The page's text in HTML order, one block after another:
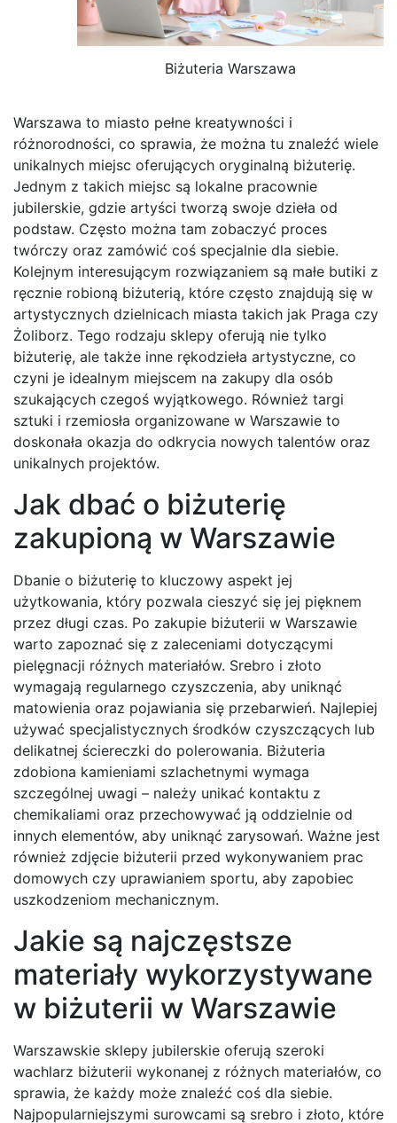
Biżuteria Warszawa
Warszawa to miasto pełne kreatywności i
różnorodności, co sprawia, że można tu znaleźć wiele
unikalnych miejsc oferujących oryginalną biżuterię.
Jednym z takich miejsc są lokalne pracownie
jubilerskie, gdzie artyści tworzą swoje dzieła od
podstaw. Często można tam zobaczyć proces
twórczy oraz zamówić coś specjalnie dla siebie.
Kolejnym interesującym rozwiązaniem są małe butiki z
ręcznie robioną biżuterią, które często znajdują się w
artystycznych dzielnicach miasta takich jak Praga czy
Żoliborz. Tego rodzaju sklepy oferują nie tylko
biżuterię, ale także inne rękodzieła artystyczne, co
czyni je idealnym miejscem na zakupy dla osób
szukających czegoś wyjątkowego. Również targi
sztuki i rzemiosła organizowane w Warszawie to
doskonała okazja do odkrycia nowych talentów oraz
unikalnych projektów.
Jak dbać o biżuterię
zakupioną w Warszawie
Dbanie o biżuterię to kluczowy aspekt jej
użytkowania, który pozwala cieszyć się jej pięknem
przez długi czas. Po zakupie biżuterii w Warszawie
warto zapoznać się z zaleceniami dotyczącymi
pielęgnacji różnych materiałów. Srebro i złoto
wymagają regularnego czyszczenia, aby uniknąć
matowienia oraz pojawiania się przebarwień. Najlepiej
używać specjalistycznych środków czyszczących lub
delikatnej ściereczki do polerowania. Biżuteria
zdobiona kamieniami szlachetnymi wymaga
szczególnej uwagi – należy unikać kontaktu z
chemikaliami oraz przechowywać ją oddzielnie od
innych elementów, aby uniknąć zarysowań. Ważne jest
również zdjęcie biżuterii przed wykonywaniem prac
domowych czy uprawianiem sportu, aby zapobiec
uszkodzeniom mechanicznym.
Jakie są najczęstsze
materiały wykorzystywane
w biżuterii w Warszawie
Warszawskie sklepy jubilerskie oferują szeroki
wachlarz biżuterii wykonanej z różnych materiałów, co
sprawia, że każdy może znaleźć coś dla siebie.
Najpopularniejszymi surowcami są srebro i złoto, które